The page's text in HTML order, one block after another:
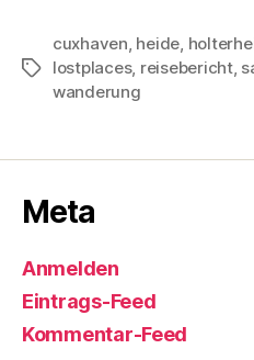
Schlagwörter
cuxhaven, heide,
lostplaces, reisebericht,
wanderung
Meta
Anmelden
Eintrags-Feed
Kommentar-Feed